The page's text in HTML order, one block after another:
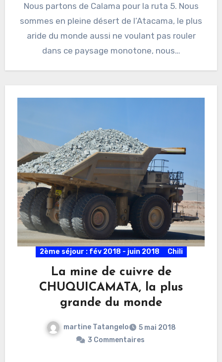
Nous partons de Calama pour la ruta 5. Nous
sommes en pleine désert de l’Atacama, le plus
aride du monde aussi ne voulant pas rouler
dans ce paysage monotone, nous…
2ème séjour : fév 2018 - juin 2018 Chili
La mine de cuivre de
CHUQUICAMATA, la plus
grande du monde
martine Tatangelo
5 mai 2018
3 Commentaires